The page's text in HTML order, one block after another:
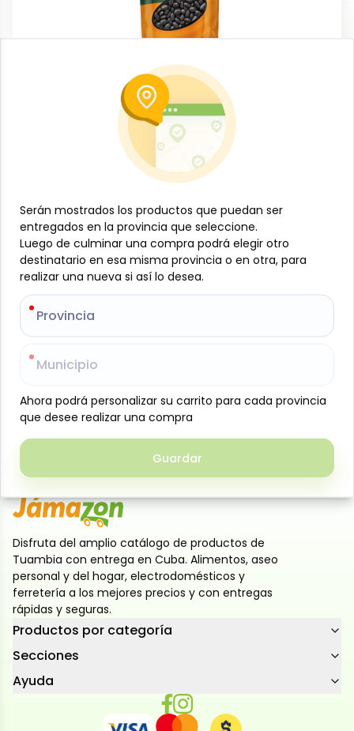
Cereales, granos y pastas
Frijol negro, 500 g, Campo Lindo
B-JAM-001-1596
$1
Especificaciones
- +
El frijol negro Campo Lindo, 500 g, es una legumbre
esencial en la cocina tradicional, ideal para preparar
potajes, arroces y diferentes platos caseros. Rico en
sabor y fácil de cocinar, aporta buena textura y
abundantes y reconfortantes para toda la familia.
Disfruta del amplio catálogo de productos de
Tuambia con entrega en Cuba. Alimentos, aseo
personal y del hogar, electrodomésticos y
ferretería a los mejores precios y con entregas
rápidas y seguras.
Productos por categoría
Secciones
Ayuda
Serán mostrados los productos que puedan ser
entregados en la provincia que seleccione.
Luego de culminar una compra podrá elegir otro
destinatario en esa misma provincia o en otra, para
realizar una nueva si así lo desea.
Provincia
Municipio
Ahora podrá personalizar su carrito para cada provincia
que desee realizar una compra
Guardar
Serán mostrados los productos que puedan ser
entregados en la provincia que seleccione.
Luego de culminar una compra podrá elegir otro
destinatario en esa misma provincia o en otra, para
realizar una nueva si así lo desea.
Provincia
Municipio
Ahora podrá personalizar su carrito para cada provincia
que desee realizar una compra
Guardar